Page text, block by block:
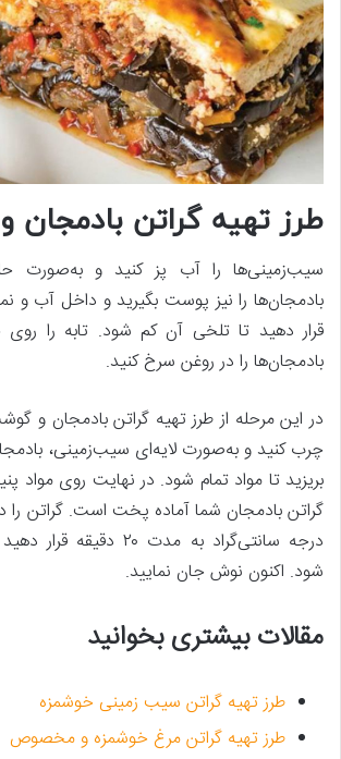
طرز تهیه گراتن
سیب‌زمینی‌ها را آب پز کنید و به‌صورت
قرار دهید تا تلخی آن کم شود. تابه را روی
بادمجان‌ها را در روغن سرخ کنید.
در این مرحله از طرز تهیه گراتن بادمجان و
چرب کنید و به‌صورت لایه‌ای سیب‌زمینی،
بریزید تا مواد تمام شود. در نهایت روی مواد
درجه سانتی‌گراد به مدت ۲۰
شود. اکنون نوش جان نمایید.
مقالات بیشتری بخوانید
طرز تهیه گراتن سیب‌ زمینی خوشمزه
طرز تهیه گراتن مرغ خوشمزه و مخصوص